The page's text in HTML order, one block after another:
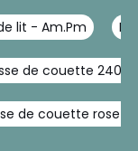
lit - Am.Pm
de couette 240
de couette rose